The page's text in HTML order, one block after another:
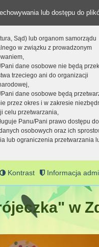
lub dostępu do
Sąd) lub organom samorządu
w związku z prowadzonym
dane osobowe nie będą
trzeciego ani do organizacji
dane osobowe będą
przez okres i w zakresie
celu przetwarzania,
Panu/Pani prawo dostępu
osobowych oraz ich
lub ograniczenia przetwarzania
Kontrast Informacja
w